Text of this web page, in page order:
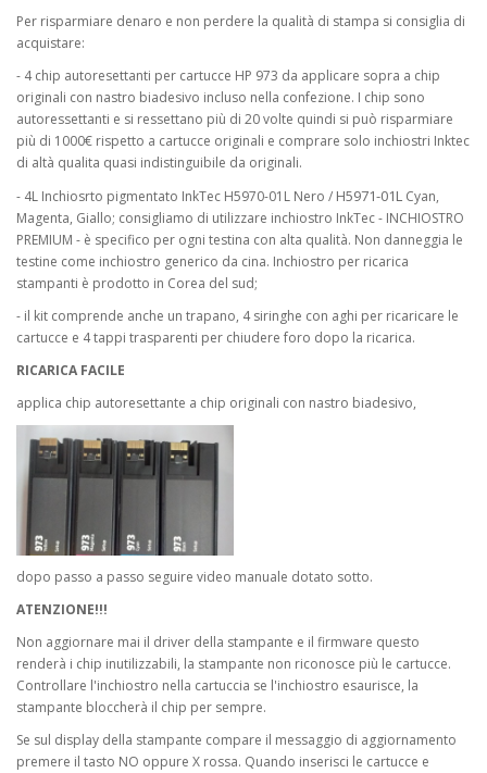
Per risparmiare denaro e non perdere la qualità di stampa si consiglia di
acquistare:
- 4 chip autoresettanti per cartucce HP 973 da applicare sopra a chip
originali con nastro biadesivo incluso nella confezione. I chip sono
autoressettanti e si ressettano più di 20 volte quindi si può risparmiare
più di 1000€ rispetto a cartucce originali e comprare solo inchiostri Inktec
di altà qualita quasi indistinguibile da originali.
- 4L Inchiosrto pigmentato InkTec H5970-01L Nero / H5971-01L Cyan,
Magenta, Giallo; consigliamo di utilizzare inchiostro InkTec - INCHIOSTRO
PREMIUM - è specifico per ogni testina con alta qualità. Non danneggia le
testine come inchiostro generico da cina. Inchiostro per ricarica
stampanti è prodotto in Corea del sud;
- il kit comprende anche un trapano, 4 siringhe con aghi per ricaricare le
cartucce e 4 tappi trasparenti per chiudere foro dopo la ricarica.
RICARICA FACILE
applica chip autoresettante a chip originali con nastro biadesivo,
dopo passo a passo seguire video manuale dotato sotto.
ATENZIONE!!!
Non aggiornare mai il driver della stampante e il firmware questo
renderà i chip inutilizzabili, la stampante non riconosce più le cartucce.
Controllare l'inchiostro nella cartuccia se l'inchiostro esaurisce, la
stampante bloccherà il chip per sempre.
Se sul display della stampante compare il messaggio di aggiornamento
premere il tasto NO oppure X rossa. Quando inserisci le cartucce e